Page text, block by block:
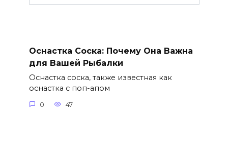
Оснастка Соска: Почему Она Важна
для Вашей Рыбалки
Оснастка соска, также известная как
оснастка с поп-апом
0 47